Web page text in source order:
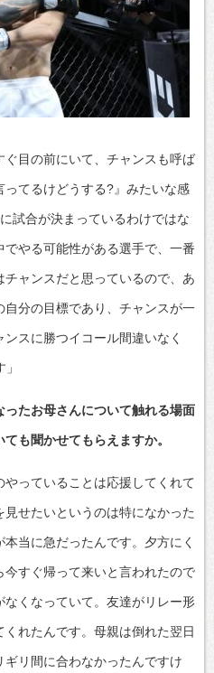
目の前にいて、チャンスも呼ば
てるけどうする?』みたいな感
試合が決まっているわけではな
やる可能性がある選手で、一番
ャンスだと思っているので、あ
分の目標であり、チャンスが一
スに勝つイコール間違いなく
たお母さんについて触れる場面
も聞かせてもらえますか。
やっていることは応援してくれて
せたいというのは特になかった
当に急だったんです。夕方にく
すぐ帰って来いと言われたので
くなっていて。友達がリレー形
れたんです。母親は倒れた翌日
リ間に合わなかったんですけ